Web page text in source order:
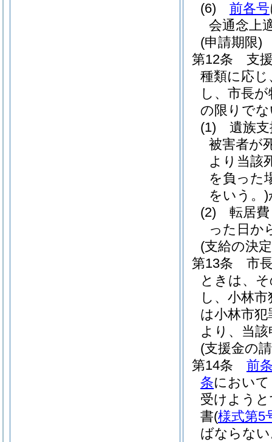
(6)
前各号
会通念上
(申請期限)
第12条
支
種類に応
し、市長
の限りで
(1)
遺族
被害者が
より当該
を負った
をいう。)
(2)
転居
った日か
(支給の決
第13条
市
ときは、
し、小林
は小林市犯
より、当
(支援金の
第14条
前
条におい
受けよう
書(様式第5
ばならな